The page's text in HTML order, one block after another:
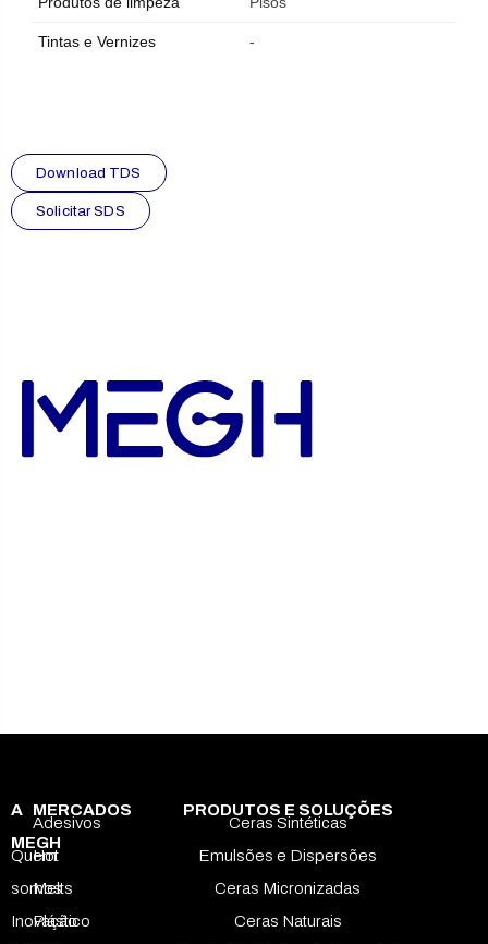
Tintas e Vernizes -
Download TDS
Solicitar SDS
A
MEGH
Quem
somos
Inovação
MERCADOS
Adesivos
Hot
Melts
Plástico
PRODUTOS E SOLUÇÕES
Ceras Sintéticas
Emulsões e Dispersões
Ceras Micronizadas
Ceras Naturais